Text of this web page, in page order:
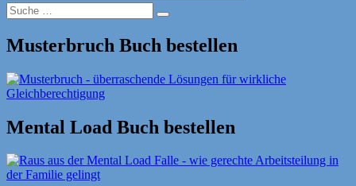
Suche
nach:
Suche
Musterbruch Buch bestellen
Mental Load Buch bestellen